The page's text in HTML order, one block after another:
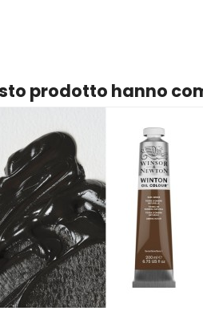
prodotto hanno